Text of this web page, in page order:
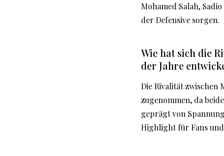
Mohamed Salah,
der Defensive sorgen.
Wie hat sich die
der Jahre
Die Rivalität zwischen
zugenommen, da
geprägt von
Highlight für Fans